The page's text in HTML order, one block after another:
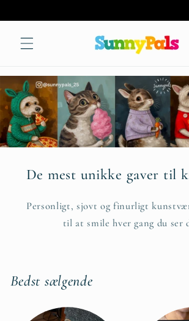
indhold
😊
De mest unikke gaver til
Personligt, sjovt og finurligt
til at smile hver gang du ser
Bedst sælgende